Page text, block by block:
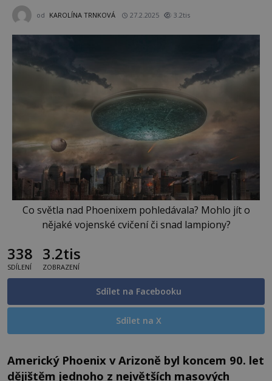
od KAROLÍNA TRNKOVÁ 27.2.2025 3.2tis
Co světla nad Phoenixem pohledávala? Mohlo jít o
nějaké vojenské cvičení či snad lampiony?
338
SDÍLENÍ
3.2tis
ZOBRAZENÍ
Sdílet na Facebooku
Sdílet na X
Americký Phoenix v Arizoně byl koncem 90. let
dějištěm jednoho z největších masových